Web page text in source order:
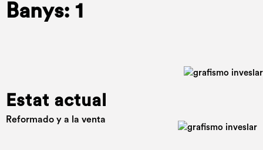
Banys: 1
Estat actual
Reformado y a la venta